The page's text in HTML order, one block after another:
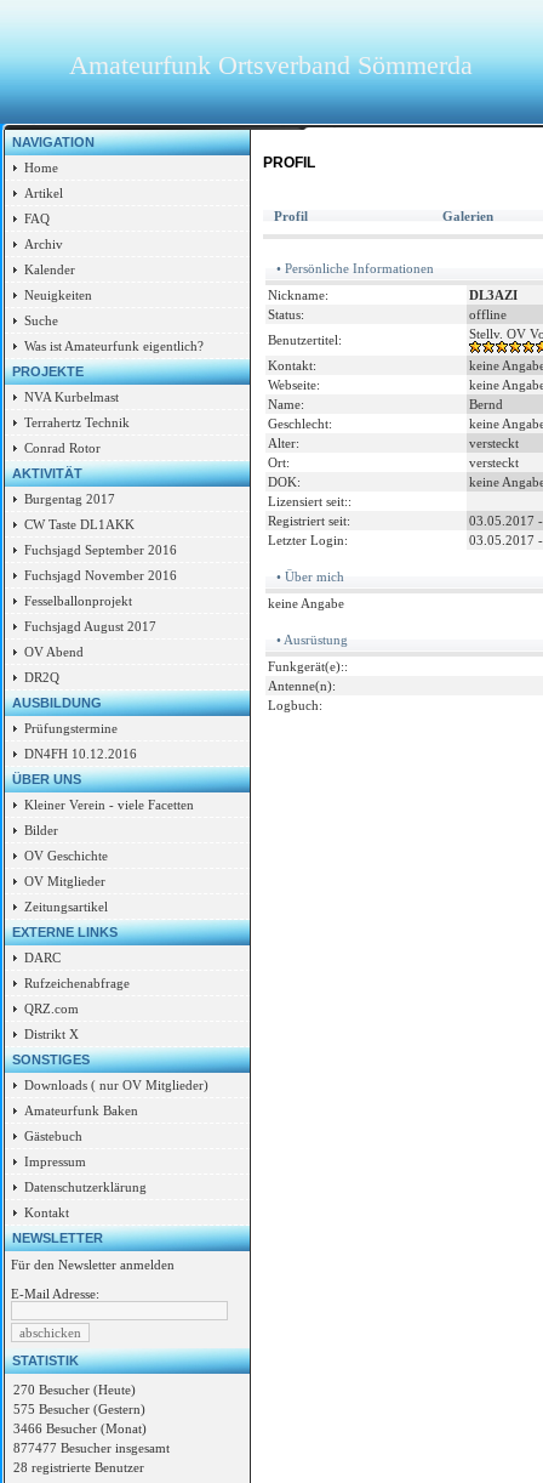
Amateurfunk Ortsverband Sömmerda
NAVIGATION
Home
Artikel
FAQ
Archiv
Kalender
Neuigkeiten
Suche
Was ist Amateurfunk eigentlich?
PROJEKTE
NVA Kurbelmast
Terrahertz Technik
Conrad Rotor
AKTIVITÄT
Burgentag 2017
CW Taste DL1AKK
Fuchsjagd September 2016
Fuchsjagd November 2016
Fesselballonprojekt
Fuchsjagd August 2017
OV Abend
DR2Q
AUSBILDUNG
Prüfungstermine
DN4FH 10.12.2016
ÜBER UNS
Kleiner Verein - viele Facetten
Bilder
OV Geschichte
OV Mitglieder
Zeitungsartikel
EXTERNE LINKS
DARC
Rufzeichenabfrage
QRZ.com
Distrikt X
SONSTIGES
Downloads ( nur OV Mitglieder)
Amateurfunk Baken
Gästebuch
Impressum
Datenschutzerklärung
Kontakt
NEWSLETTER
Für den Newsletter anmelden
E-Mail Adresse:
STATISTIK
270 Besucher (Heute)
575 Besucher (Gestern)
3466 Besucher (Monat)
877477 Besucher insgesamt
28 registrierte Benutzer
PROFIL
Profil Galerien
• Persönliche Informationen
Nickname:
DL3AZI
Status:
offline
Benutzertitel:
Stellv. OV
Kontakt:
keine
Webseite:
keine
Name:
Bernd
Geschlecht:
keine
Alter:
versteckt
Ort:
versteckt
DOK:
keine
Lizensiert seit::
Registriert seit:
03.05.2017
Letzter Login:
03.05.2017
• Über mich
keine Angabe
• Ausrüstung
Funkgerät(e)::
Antenne(n):
Logbuch: